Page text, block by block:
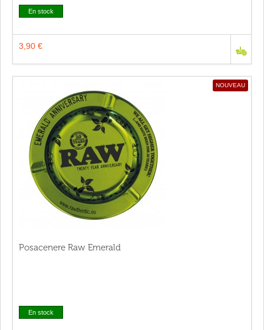
En stock
3,90 €
NOUVEAU
Posacenere Raw Emerald
En stock